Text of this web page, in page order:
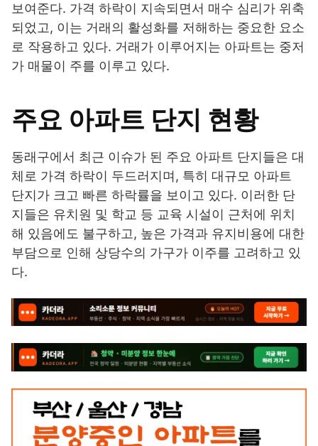
보여준다. 가격 하락이 지속되면서 매수 심리가 위축
되었고, 이는 거래의 활성화를 저해하는 중요한 요소
로 작용하고 있다. 거래가 이루어지는 아파트는 중저
가 매물이 주를 이루고 있다.
주요 아파트 단지 현황
동래구에서 최근 이슈가 된 주요 아파트 단지들은 대
체로 가격 하락이 두드러지며, 특히 대규모 아파트
단지가 크고 빠른 하락률을 보이고 있다. 이러한 단
지들은 유치원 및 학교 등 교육 시설이 근처에 위치
해 있음에도 불구하고, 높은 가격과 유지비용에 대한
부담으로 인해 상당수의 가구가 이주를 고려하고 있
다.